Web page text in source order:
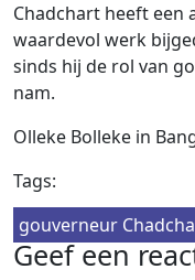
Chadchart heeft een
waardevol werk
sinds hij de rol van
nam.
Olleke Bolleke in
Tags:
gouverneur
Geef een